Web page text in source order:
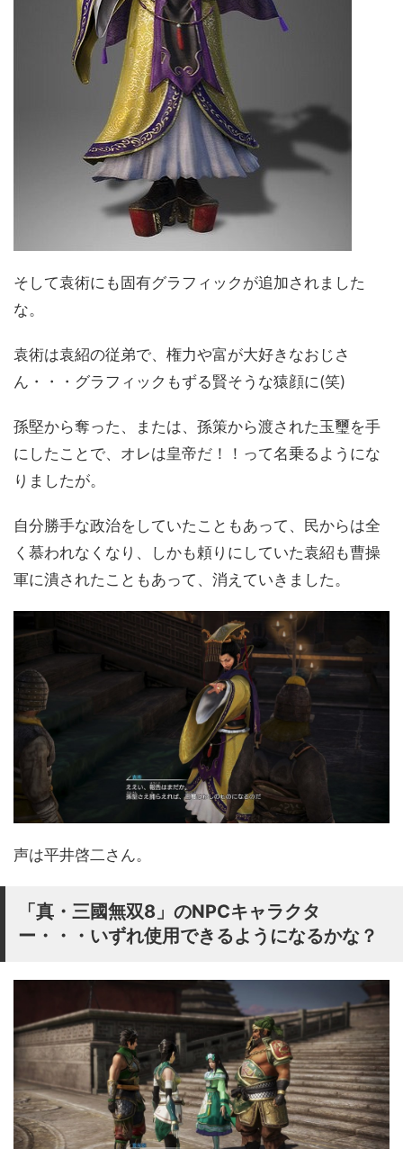
そして袁術にも固有グラフィックが追加されました
な。
袁術は袁紹の従弟で、権力や富が大好きなおじさ
ん・・・グラフィックもずる賢そうな猿顔に(笑)
孫堅から奪った、または、孫策から渡された玉璽を手
にしたことで、オレは皇帝だ！！って名乗るようにな
りましたが。
自分勝手な政治をしていたこともあって、民からは全
く慕われなくなり、しかも頼りにしていた袁紹も曹操
軍に潰されたこともあって、消えていきました。
声は平井啓二さん。
「真・三國無双8」のNPCキャラクタ
ー・・・いずれ使用できるようになるかな？